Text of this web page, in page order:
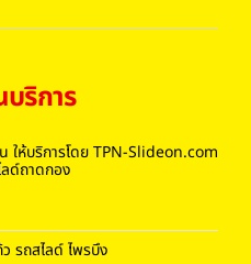
ริการ
ให้บริการโดย TPN-Slideon.com
ด์ถาดกอง
รถสไลด์ ไพรบึง